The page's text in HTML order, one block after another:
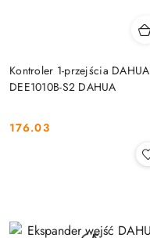
Kontroler 1-przejścia DAHUA
DEE1010B-S2 DAHUA
Cena:
176.03